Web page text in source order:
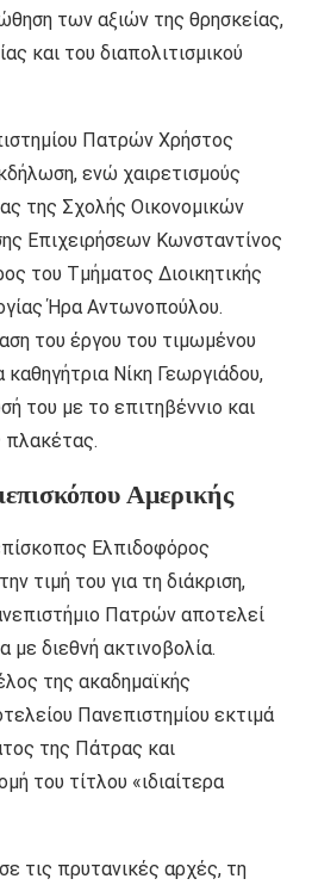
των αξιών της θρησκείας,
και του διαπολιτισμικού
Πατρών Χρήστος
ενώ χαιρετισμούς
της Σχολής Οικονομικών
Επιχειρήσεων Κωνσταντίνος
του Τμήματος Διοικητικής
Ήρα Αντωνοπούλου.
του έργου του τιμωμένου
Νίκη Γεωργιάδου,
του με το επιτηβέννιο και
πλακέτας.
Αμερικής
Ελπιδοφόρος
τιμή του για τη διάκριση,
Πατρών αποτελεί
διεθνή ακτινοβολία.
της ακαδημαϊκής
Πανεπιστημίου εκτιμά
της Πάτρας και
του τίτλου «ιδιαίτερα
τις πρυτανικές αρχές, τη